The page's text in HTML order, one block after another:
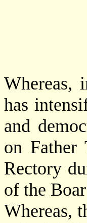
Whereas,
has
and
on Father
Rectory
of the
Whereas,